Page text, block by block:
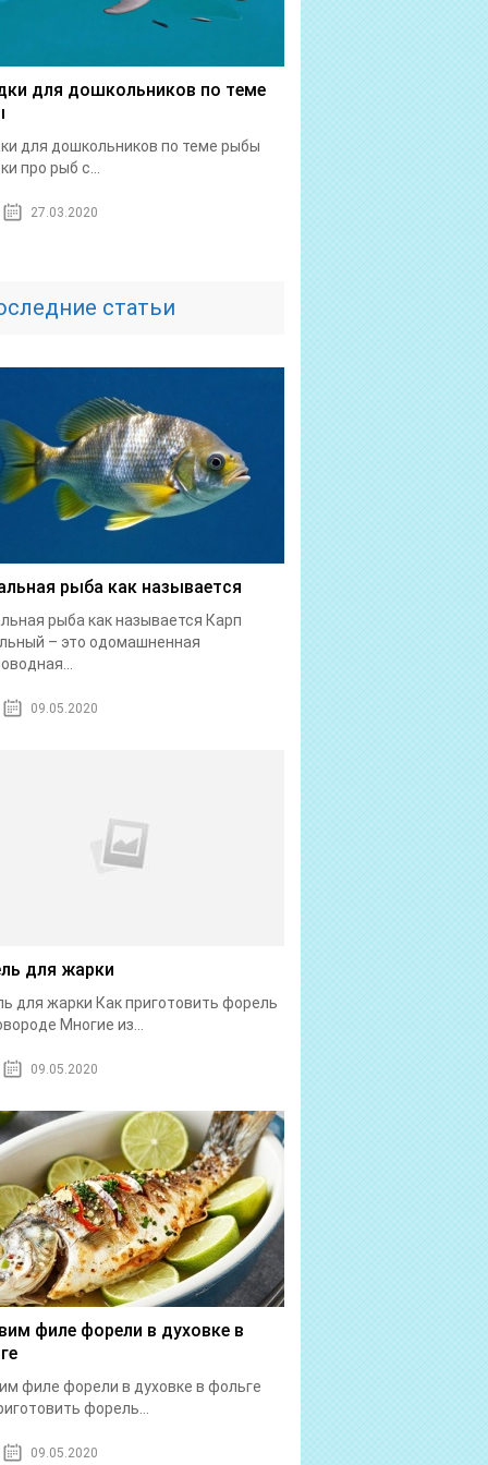
для дошкольников по теме
для дошкольников по теме рыбы
про рыб с...
27.03.2020
статьи
рыба как называется
рыба как называется Карп
– это одомашненная
09.05.2020
для жарки
для жарки Как приготовить форель
Многие из...
09.05.2020
филе форели в духовке в
филе форели в духовке в фольге
форель...
09.05.2020